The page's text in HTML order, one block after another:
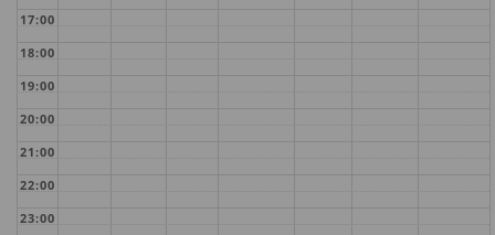
17:00
18:00
19:00
20:00
21:00
22:00
23:00